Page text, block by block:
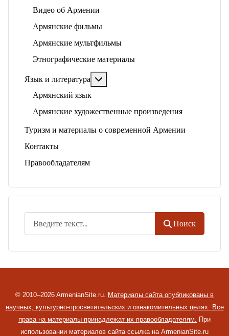
Видео об Армении
Армянские фильмы
Армянские мультфильмы
Этнографические материалы
Язык и литература
Армянский язык
Армянские художественные произведения
Туризм и материалы о современной Армении
Контакты
Правообладателям
Поиск
© 2010–2026 ArmenianSite.ru. Материалы сайта опубликованы в
научных, культурно-просветительских и ознакомительных целях. Все
права на материалы принадлежат их правообладателям. При
использовании материалов сайта ссылка на ArmenianSite.ru